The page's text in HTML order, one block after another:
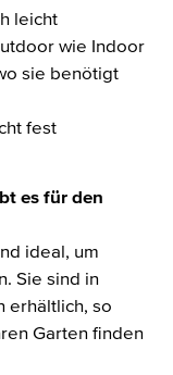
leicht
wie Indoor
sie benötigt
fest
es für den
ideal, um
Sie sind in
erhältlich, so
Garten finden